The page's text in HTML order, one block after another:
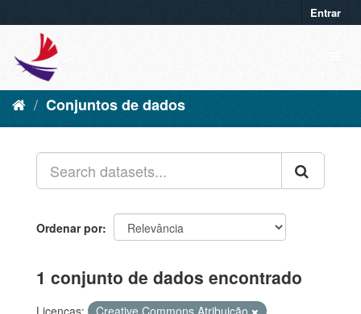
Entrar
Conjuntos de dados
Ordenar por
1 conjunto de dados encontrado
Licenças:
Creative Commons Atribuição